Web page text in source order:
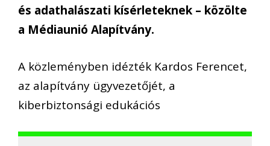
és adathalászati kísérleteknek – közölte
a Médiaunió Alapítvány.
A közleményben idézték Kardos Ferencet,
az alapítvány ügyvezetőjét, a
kiberbiztonsági edukációs